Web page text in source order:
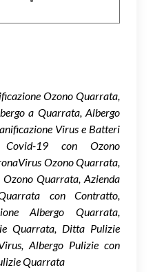
Ozono Quarrata,
a Quarrata, Albergo
Virus e Batteri
Covid-19 con Ozono
Ozono Quarrata,
Quarrata, Azienda
con Contratto,
Albergo Quarrata,
Quarrata, Ditta Pulizie
Albergo Pulizie con
Quarrata